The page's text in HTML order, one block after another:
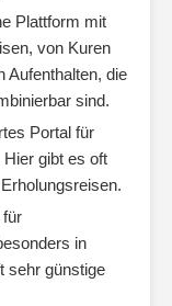
Plattform mit
von Kuren
Aufenthalten, die
sind.
Portal für
gibt es oft
für
in
sehr günstige